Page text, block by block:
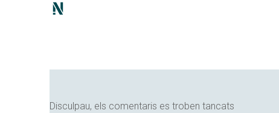
Disculpau, els comentaris es troben tancats